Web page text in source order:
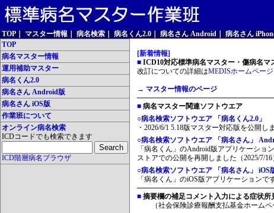
TOP マスター情報 病名検索 病名くん2.0 病名さん Android 病名さん
TOP
病名マスター情報
運用補助マスター
病名くん2.0
病名さん Android版
病名さん iOS版
作業班について
オンライン病名検索
ICDコードでも検索できます
ICD階層病名ブラウザ
[新着情報]
■ ICD10対応標準病名マスター・傷病名マ
改訂についての詳細はMEDISホームページ
→ マスター情報のページ
■ 病名マスター関連ソフトウエア
○病名検索ソフトウエア 「病名くん2.0」
・2026/6/1 5.18版マスター対応版を公開し
○病名検索ソフトウエア 「病名さん」
「病名くん」のAndroid版アプリケーショ
ストアでの公開を再開しました（2025/7/16
○病名検索ソフトウエア 「病名さん」 iOS
「病名くん」のiOS版アプリケーションで
■ 摘要欄の補足コメント入力による症状所
（社会保険診療報酬支払基金ホームペ